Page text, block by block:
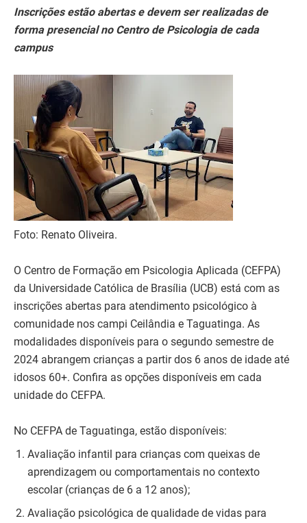
Inscrições estão abertas e devem ser realizadas de
forma presencial no Centro de Psicologia de cada
campus
Foto: Renato Oliveira.
O Centro de Formação em Psicologia Aplicada (CEFPA)
da Universidade Católica de Brasília (UCB) está com as
inscrições abertas para atendimento psicológico à
comunidade nos campi Ceilândia e Taguatinga. As
modalidades disponíveis para o segundo semestre de
2024 abrangem crianças a partir dos 6 anos de idade até
idosos 60+. Confira as opções disponíveis em cada
unidade do CEFPA.
No CEFPA de Taguatinga, estão disponíveis:
Avaliação infantil para crianças com queixas de
aprendizagem ou comportamentais no contexto
escolar (crianças de 6 a 12 anos);
Avaliação psicológica de qualidade de vidas para